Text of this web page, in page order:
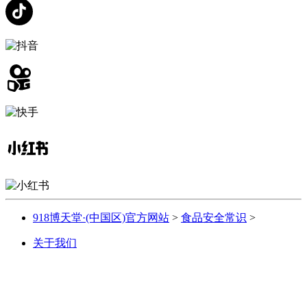
918博天堂·(中国区)官方网站 > 食品安全常识 >
关于我们